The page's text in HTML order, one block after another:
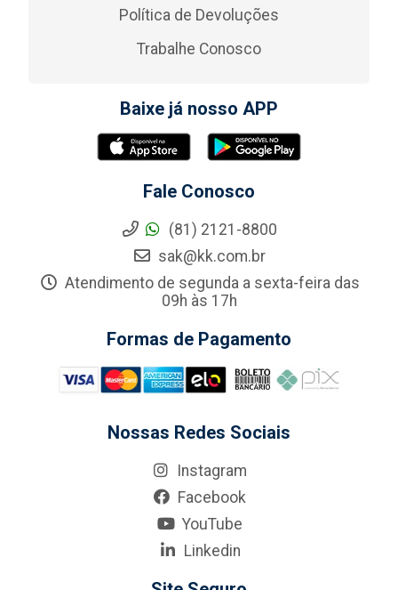
Política de Devoluções
Trabalhe Conosco
Baixe já nosso APP
Fale Conosco
(81) 2121-8800
sak@kk.com.br
Atendimento de segunda a sexta-feira das
09h às 17h
Formas de Pagamento
Nossas Redes Sociais
Instagram
Facebook
YouTube
Linkedin